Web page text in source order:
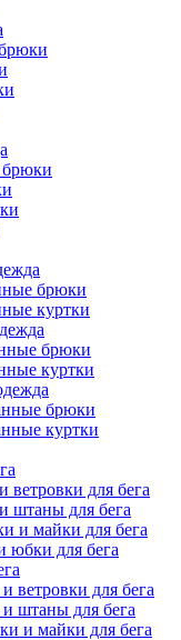
брюки
куртки
брюки
куртки
брюки
куртки
ветровки для бега
штаны для бега
и майки для бега
юбки для бега
ветровки для бега
штаны для бега
и майки для бега